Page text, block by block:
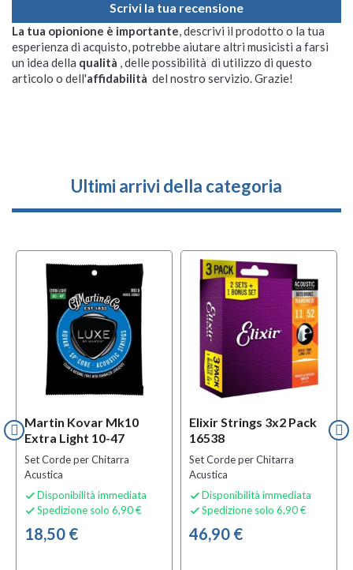
Scrivi la tua recensione
La tua opionione è importante, descrivi il prodotto o la tua
esperienza di acquisto, potrebbe aiutare altri musicisti a farsi
un idea della qualità , delle possibilità di utilizzo di questo
articolo o dell'affidabilità del nostro servizio. Grazie!
Ultimi arrivi della categoria
Martin Kovar Mk10
Extra Light 10-47
Set Corde per Chitarra
Acustica
 Disponibilità immediata
 Spedizione solo 6,90 €
18,50 €
Elixir Strings 3x2 Pack
16538
Set Corde per Chitarra
Acustica
 Disponibilità immediata
 Spedizione solo 6,90 €
46,90 €